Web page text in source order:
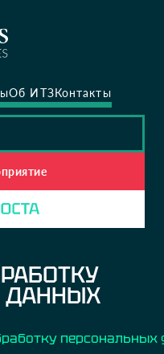
Об ИТЗКонтакты
ДАННЫХ